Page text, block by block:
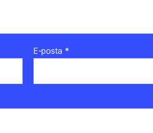
E-posta *